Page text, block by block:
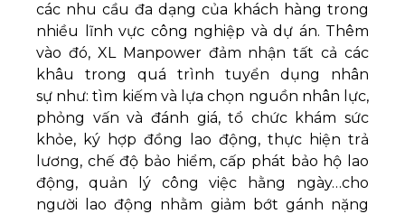
các nhu cầu đa dạng của khách hàng trong
nhiều lĩnh vực công nghiệp và dự án. Thêm
vào đó, XL Manpower đảm nhận tất cả các
khâu trong quá trình tuyển dụng nhân
sự như: tìm kiếm và lựa chọn nguồn nhân lực,
phỏng vấn và đánh giá, tổ chức khám sức
khỏe, ký hợp đồng lao động, thực hiện trả
lương, chế độ bảo hiểm, cấp phát bảo hộ lao
động, quản lý công việc hằng ngày…cho
người lao động nhằm giảm bớt gánh nặng